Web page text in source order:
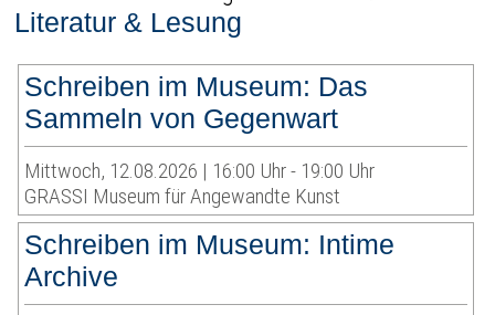
Literatur & Lesung
Schreiben im Museum: Das
Sammeln von Gegenwart
Mittwoch, 12.08.2026 | 16:00 Uhr - 19:00 Uhr
GRASSI Museum für Angewandte Kunst
Schreiben im Museum: Intime
Archive